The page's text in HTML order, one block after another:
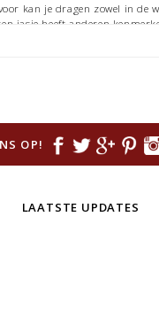
kan je dragen zowel in de
jasje heeft anderen
Wij hebben paar
zijn dunner dan de dames
hebben geen winter voering..
worden gemaakt van lams
de dames leren
OP!
LAATSTE UPDATES